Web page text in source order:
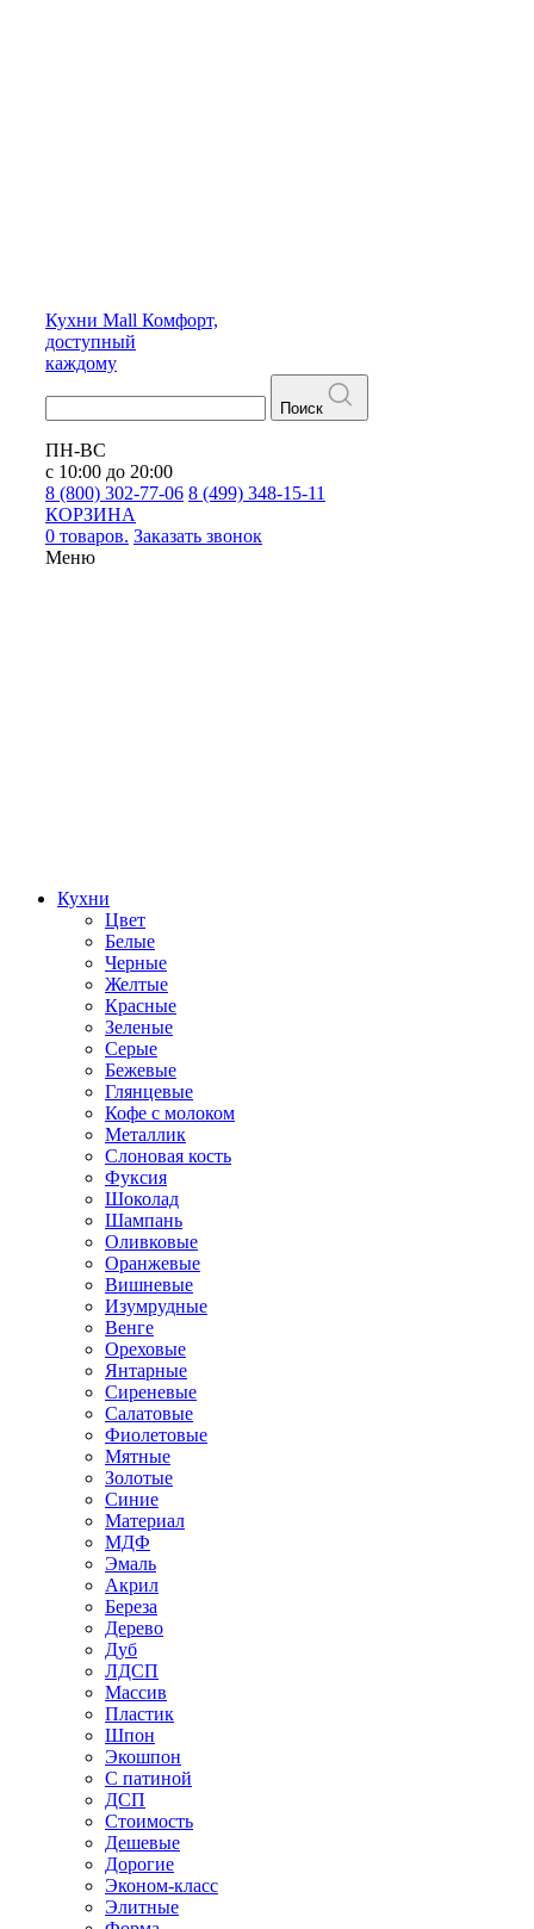
Кухни Mall Комфорт,
доступный
каждому
Поиск
ПН-ВС
с 10:00 до 20:00
8 (800) 302-77-06 8 (499) 348-15-11
КОРЗИНА
0 товаров. Заказать звонок
Меню
Кухни
Цвет
Белые
Черные
Желтые
Красные
Зеленые
Серые
Бежевые
Глянцевые
Кофе с молоком
Металлик
Слоновая кость
Фуксия
Шоколад
Шампань
Оливковые
Оранжевые
Вишневые
Изумрудные
Венге
Ореховые
Янтарные
Сиреневые
Салатовые
Фиолетовые
Мятные
Золотые
Синие
Материал
МДФ
Эмаль
Акрил
Береза
Дерево
Дуб
ЛДСП
Массив
Пластик
Шпон
Экошпон
С патиной
ДСП
Стоимость
Дешевые
Дорогие
Эконом-класс
Элитные